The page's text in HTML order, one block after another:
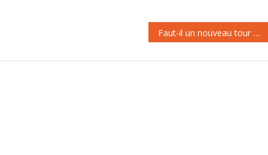
Faut-il un nouveau tour de vis sur les retraites?